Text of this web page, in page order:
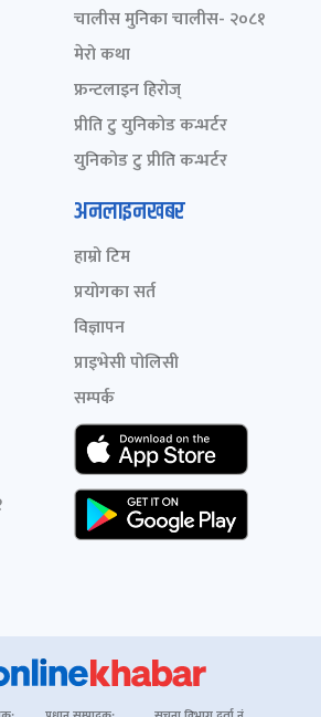
चालीस मुनिका चालीस- २०८१
मेरो कथा
फ्रन्टलाइन हिरोज्
प्रीति टु युनिकोड कन्भर्टर
युनिकोड टु प्रीति कन्भर्टर
अनलाइनखबर
हाम्रो टिम
प्रयोगका सर्त
विज्ञापन
प्राइभेसी पोलिसी
सम्पर्क